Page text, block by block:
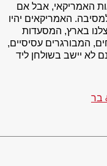
האמריקאי, אבל אם
האמריקאים יהיו
בארץ, המסעדות
המבורגרים עסיסיים,
לא יישב בשולחן ליד
בר